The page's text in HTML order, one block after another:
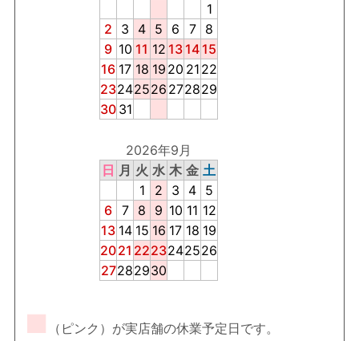
1
2
3 4 5 6 7
8
9 10 11 12 13 14 15
16 17 18 19 20 21 22
23242526 272829
30 31
2026年9月
日 月 火 水 木 金 土
1
2 3 4 5
6 7 8 9 10 11 12
13 14 15 16 17 18 19
2021 2223242526
27282930
■
（ピンク）が実店舗の休業予定日です。